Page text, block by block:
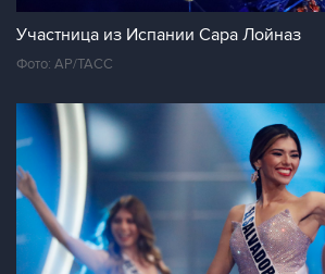
Участница из Испании Сара Лойназ
Фото: АР/ТАСС